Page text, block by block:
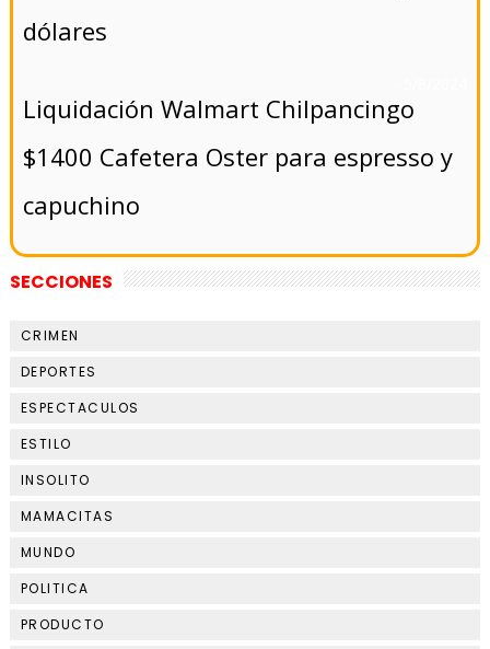
dólares
Liquidación Walmart Chilpancingo
$1400 Cafetera Oster para espresso y
capuchino
SECCIONES
CRIMEN
DEPORTES
ESPECTACULOS
ESTILO
INSOLITO
MAMACITAS
MUNDO
POLITICA
PRODUCTO